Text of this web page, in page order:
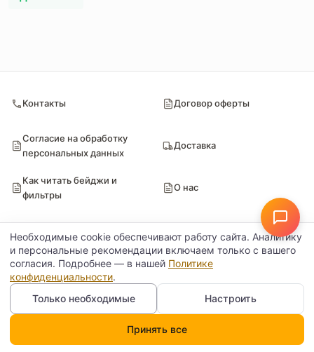
Контакты Договор оферты
Согласие на обработку
персональных данных
Доставка
Как читать бейджи и
фильтры
О нас
Блог Обратная связь
Проверенные поставщики
Необходимые cookie обеспечивают работу сайта. Аналитику
и персональные рекомендации включаем только с вашего
согласия. Подробнее — в нашей Политике
конфиденциальности.
Только необходимые
Настроить
Принять все